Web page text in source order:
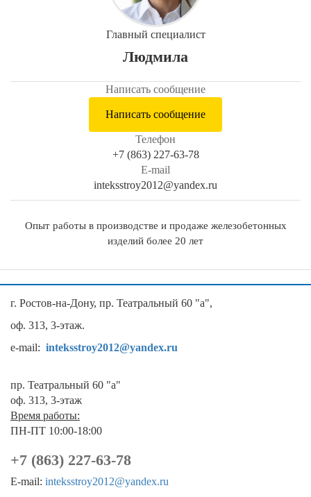
Главный специалист
Людмила
Написать сообщение
Написать сообщение
Телефон
+7 (863) 227-63-78
E-mail
inteksstroy2012@yandex.ru
Опыт работы в производстве и продаже железобетонных
изделий более 20 лет
г. Ростов-на-Дону, пр. Театральный 60 "а",
оф. 313, 3-этаж.
e-mail: inteksstroy2012@yandex.ru
пр. Театральный 60 "а"
оф. 313, 3-этаж
Время работы:
ПН-ПТ 10:00-18:00
+7 (863) 227-63-78
E-mail: inteksstroy2012@yandex.ru